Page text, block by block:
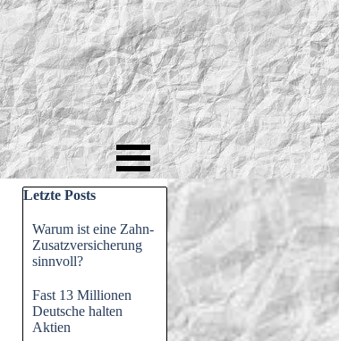
Block überspringen Letzte Posts
Letzte Posts
Warum ist eine Zahn-
Zusatzversicherung
sinnvoll?
Fast 13 Millionen
Deutsche halten
Aktien